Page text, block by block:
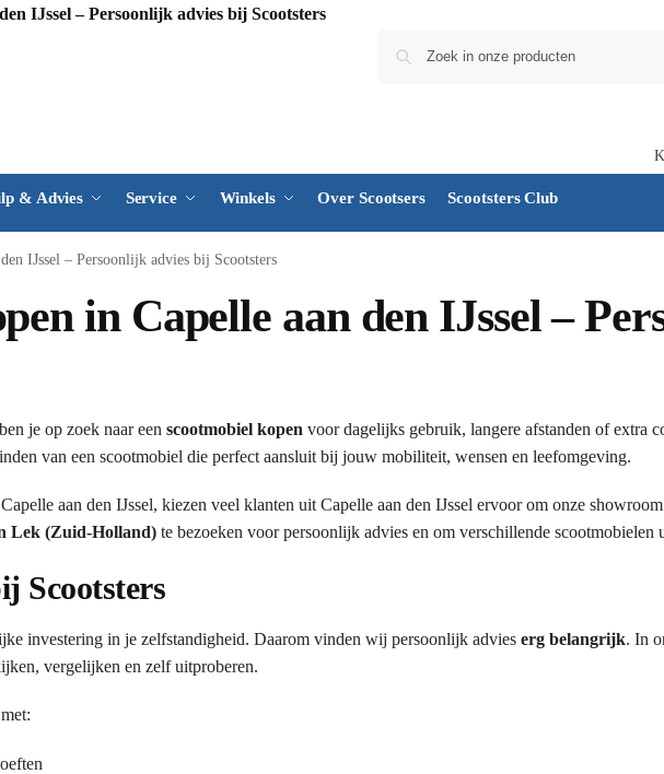
& Advies Service Winkels Over Scootsers Scootsters Club
IJssel – Persoonlijk advies bij Scootsters
in Capelle aan den IJssel –
je op zoek naar een scootmobiel kopen voor dagelijks gebruik, langere afstanden of extra
van een scootmobiel die perfect aansluit bij jouw mobiliteit, wensen en leefomgeving.
aan den IJssel, kiezen veel klanten uit Capelle aan den IJssel ervoor om onze
Lek (Zuid-Holland)te bezoeken voor persoonlijk advies en om verschillende scootmobielen
Scootsters
investering in je zelfstandigheid. Daarom vinden wij persoonlijk advies erg belangrijk. In
vergelijken en zelf uitproberen.